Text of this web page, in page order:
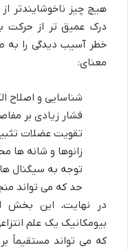
هیچ چیز ناخوشایندتر
درک عمیق تر از حرکت
خطر آسیب دیدگی را
معنای:
شناسایی و اصلاح
فشار زیادی بر
تقویت عضلات
زانوها و شانه ها
توجه به سیگنال
حد که می تواند
در نهایت، این بخش
بیومکانیک یک علم
که می تواند مستقیماً